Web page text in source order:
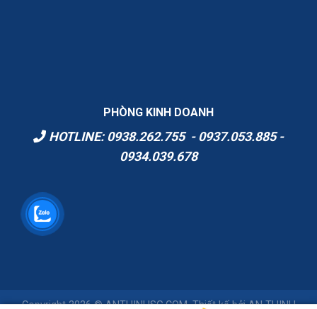
PHÒNG KINH DOANH
HOTLINE: 0938.262.755 - 0937.053.885 -
0934.039.678
Copyright 2026 © ANTHINHSG.COM. Thiết kế bởiAN THINH